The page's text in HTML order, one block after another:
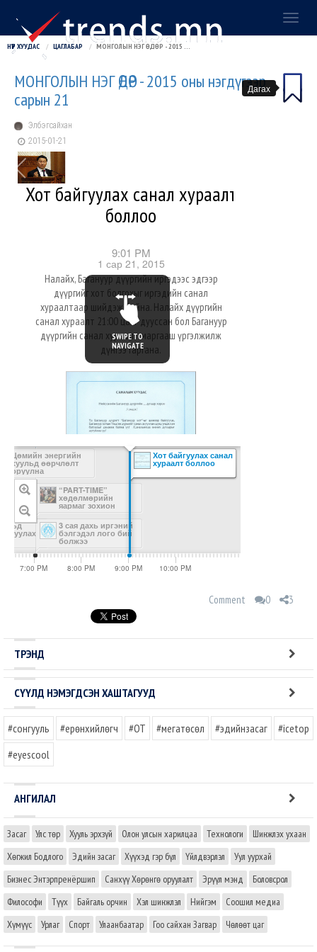
НҮҮР ХУУДАС ЦАГЛАБАР МОНГОЛЫН НЭГ ӨДӨР - 2015 ОНЫ НЭГДҮГЭЭР САРЫН 21
Дагах
МОНГОЛЫН НЭГ ӨДӨР - 2015 оны нэгдүгээр
сарын 21
Элбэгсайхан
2015-01-21
Хот байгуулах санал хураалт
боллоо
9:01 PM
1 сар 21, 2015
Налайх, Багануур дүүргийн иргэдээс эдгээр
дүүргийг хот болгохыг иргэдийн санал
хураалтаар шийдэж байна. Налайх дүүргийн
санал хураалт 21:00 цагт дууссан бол Багануур
дүүргийн санал хураалт маргааш үргэлжилж
дүнгээ гаргана.
SWIPE TO
NAVIGATE
оруулах
Цөмийн энергийн
хуульд өөрчлөлт
оруулна
“PART-TIME”
хөдөлмөрийн
яармаг зохион
байгуулав
3 сая дахь иргэний
бэлгэдэл лого бий
болжээ
Хот байгуулах санал
хураалт боллоо
8:00 PM 10:00 PM
7:00 PM 9:00 PM
Comment 0 3
ТРЭНД
СҮҮЛД НЭМЭГДСЭН ХАШТАГУУД
#сонгууль #ерөнхийлөгч #OT #мегатөсөл #эдийнзасаг
#icetop
#eyescool
АНГИЛАЛ
Засаг Улс төр Хууль эрхзүй Олон улсын харилцаа Технологи
Шинжлэх ухаан
Хөгжил Бодлого
Эдийн засаг Хүүхэд гэр бүл Үйлдвэрлэл
Уул уурхай
Бизнес Энтэрпренёршип
Санхүү Хөрөнгө оруулалт Эрүүл мэнд
Боловсрол
Философи
Түүх Байгаль орчин Хэл шинжлэл Нийгэм
Соошил медиа
Хүмүүс
Урлаг Спорт Улаанбаатар Гоо сайхан Загвар Чөлөөт цаг